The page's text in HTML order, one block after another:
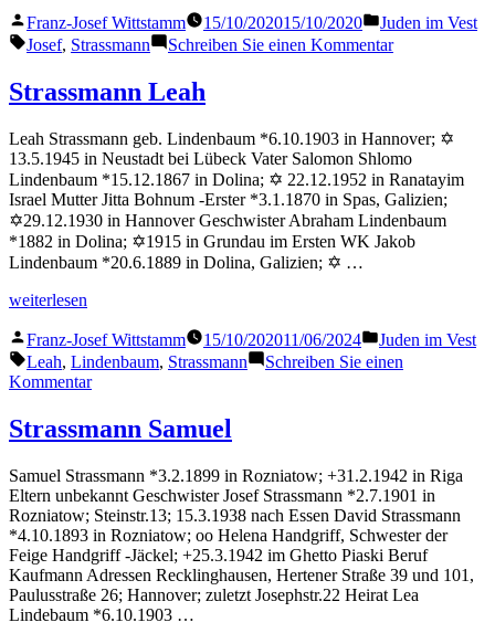
Veröffentlicht
von
Franz-Josef Wittstamm 15/10/202015/10/2020
Veröffentlicht
in
Juden im Vest
Schlagwörter:
Josef, Strassmann Schreiben Sie einen Kommentarzu
Strassmann Leah
Leah Strassmann geb. Lindenbaum *6.10.1903 in Hannover; ✡
13.5.1945 in Neustadt bei Lübeck Vater Salomon Shlomo
Lindenbaum *15.12.1867 in Dolina; ✡ 22.12.1952 in Ranatayim
Israel Mutter Jitta Bohnum -Erster *3.1.1870 in Spas, Galizien;
✡29.12.1930 in Hannover Geschwister Abraham Lindenbaum
*1882 in Dolina; ✡1915 in Grundau im Ersten WK Jakob
Lindenbaum *20.6.1889 in Dolina, Galizien; ✡ …
„Strassmann
weiterlesen
Veröffentlicht
von
Franz-Josef Wittstamm 15/10/202011/06/2024
Veröffentlicht
in
Juden im Vest
Schlagwörter:
Leah, Lindenbaum, Strassmann
Schreiben Sie einen
Kommentarzu
Leah
Strassmann Samuel
Samuel Strassmann *3.2.1899 in Rozniatow; +31.2.1942 in Riga
Eltern unbekannt Geschwister Josef Strassmann *2.7.1901 in
Rozniatow; Steinstr.13; 15.3.1938 nach Essen David Strassmann
*4.10.1893 in Rozniatow; oo Helena Handgriff, Schwester der
Feige Handgriff -Jäckel; +25.3.1942 im Ghetto Piaski Beruf
Kaufmann Adressen Recklinghausen, Hertener Straße 39 und 101,
Paulusstraße 26; Hannover; zuletzt Josephstr.22 Heirat Lea
Lindebaum *6.10.1903 …